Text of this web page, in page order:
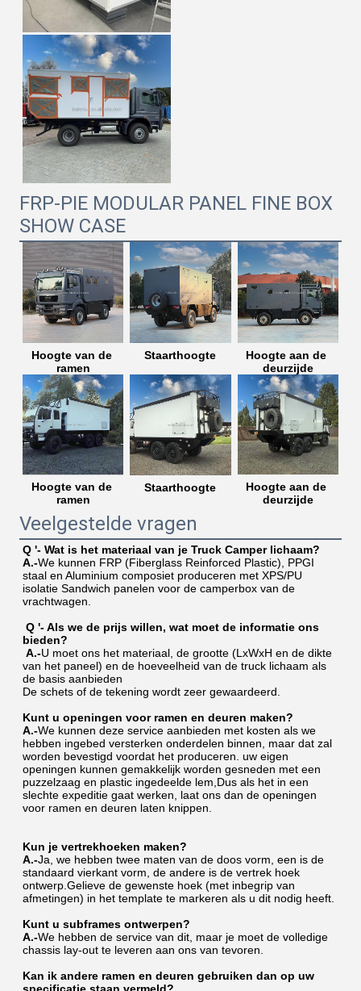
FRP-PIE MODULAR PANEL FINE BOX
SHOW CASE
Hoogte van de
ramen
Staarthoogte
Hoogte aan de
deurzijde
Hoogte van de
ramen
Staarthoogte
Hoogte aan de
deurzijde
Veelgestelde vragen
Q '- Wat is het materiaal van je Truck Camper lichaam?
A.-We kunnen FRP (Fiberglass Reinforced Plastic), PPGI
staal en Aluminium composiet produceren met XPS/PU
isolatie Sandwich panelen voor de camperbox van de
vrachtwagen.
Q '- Als we de prijs willen, wat moet de informatie ons
bieden?
A.-U moet ons het materiaal, de grootte (LxWxH en de dikte
van het paneel) en de hoeveelheid van de truck lichaam als
de basis aanbieden
De schets of de tekening wordt zeer gewaardeerd.
Kunt u openingen voor ramen en deuren maken?
A.-We kunnen deze service aanbieden met kosten als we
hebben ingebed versterken onderdelen binnen, maar dat zal
worden bevestigd voordat het produceren. uw eigen
openingen kunnen gemakkelijk worden gesneden met een
puzzelzaag en plastic ingedeelde lem,Dus als het in een
slechte expeditie gaat werken, laat ons dan de openingen
voor ramen en deuren laten knippen.
Kun je vertrekhoeken maken?
A.-Ja, we hebben twee maten van de doos vorm, een is de
standaard vierkant vorm, de andere is de vertrek hoek
ontwerp.Gelieve de gewenste hoek (met inbegrip van
afmetingen) in het template te markeren als u dit nodig heeft.
Kunt u subframes ontwerpen?
A.-We hebben de service van dit, maar je moet de volledige
chassis lay-out te leveren aan ons van tevoren.
Kan ik andere ramen en deuren gebruiken dan op uw